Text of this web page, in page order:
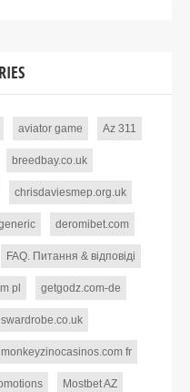
aviator game Az 311
breedbay.co.uk
chrisdaviesmep.org.uk
deromibet.com
FAQ. Питання & відповіді
pl getgodz.com-de
monkeyzinocasinos.com fr
Mostbet AZ